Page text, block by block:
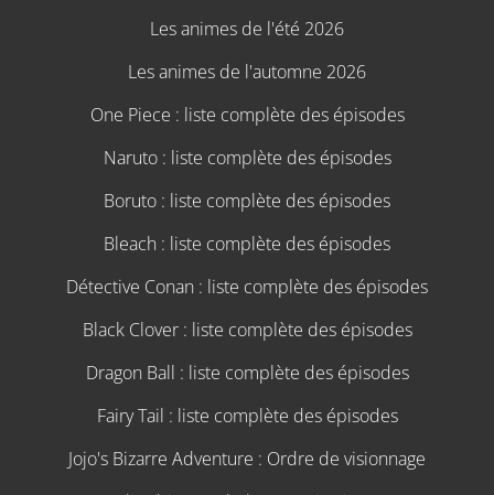
Les animes de l'été 2026
Les animes de l'automne 2026
One Piece : liste complète des épisodes
Naruto : liste complète des épisodes
Boruto : liste complète des épisodes
Bleach : liste complète des épisodes
Détective Conan : liste complète des épisodes
Black Clover : liste complète des épisodes
Dragon Ball : liste complète des épisodes
Fairy Tail : liste complète des épisodes
Jojo's Bizarre Adventure : Ordre de visionnage